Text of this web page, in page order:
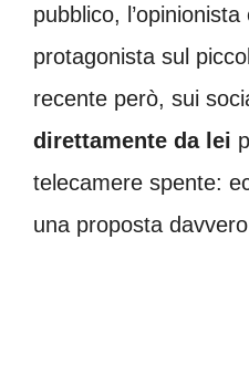
pubblico,
protagonista sul
recente però, sui
direttamente da lei
telecamere spente:
una proposta